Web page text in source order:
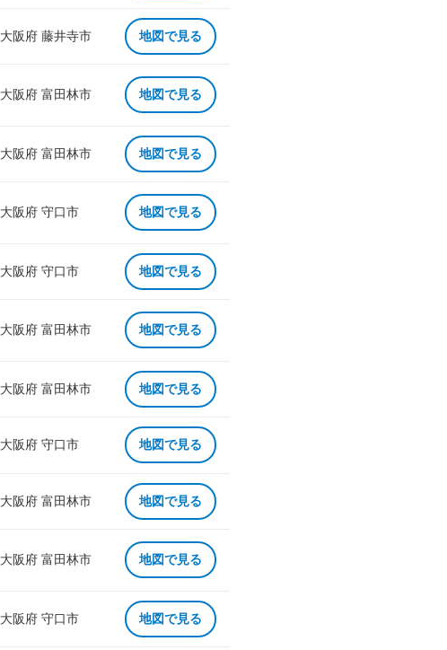
大阪府 藤井寺市 地図で見る
大阪府 富田林市 地図で見る
大阪府 富田林市 地図で見る
大阪府 守口市 地図で見る
大阪府 守口市 地図で見る
大阪府 富田林市 地図で見る
大阪府 富田林市 地図で見る
大阪府 守口市 地図で見る
大阪府 富田林市 地図で見る
大阪府 富田林市 地図で見る
大阪府 守口市 地図で見る